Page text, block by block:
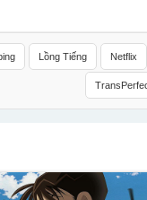
Lồng Tiếng Netflix